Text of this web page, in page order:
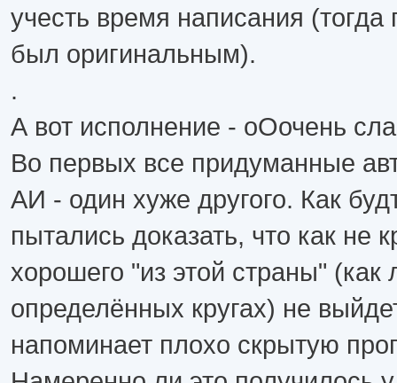
учесть время написания
был оригинальным).
.
А вот исполнение - оОочень
Во первых все придуманные
АИ - один хуже другого. Как
пытались доказать, что как не
хорошего "из этой страны" (как
определённых кругах) не
напоминает плохо скрытую